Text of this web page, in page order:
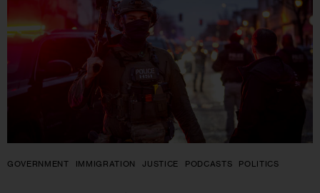
GOVERNMENT IMMIGRATION JUSTICE PODCASTS POLITICS